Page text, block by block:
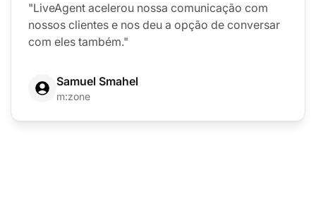
"LiveAgent acelerou nossa comunicação com
nossos clientes e nos deu a opção de conversar
com eles também."
Samuel Smahel
m:zone